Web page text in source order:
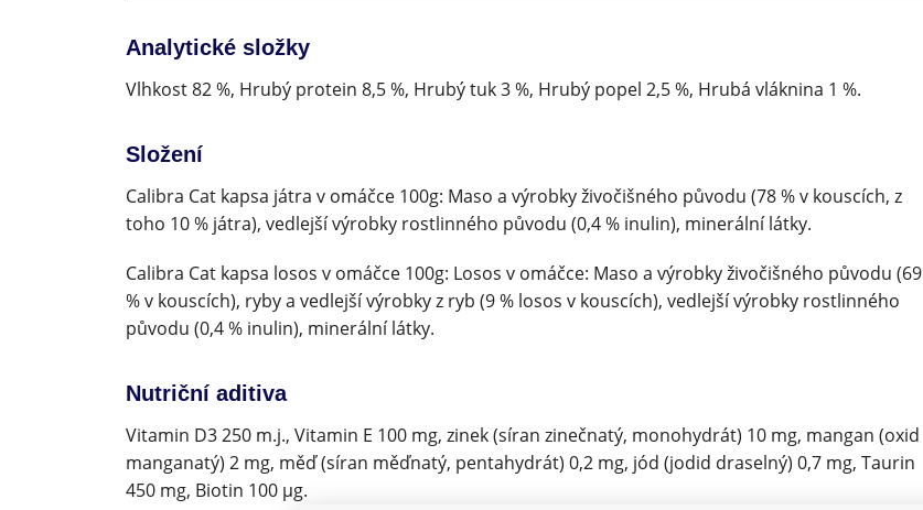
Analytické složky
Vlhkost 82 %, Hrubý protein 8,5 %, Hrubý tuk 3 %, Hrubý popel 2,5 %, Hrubá vláknina 1 %.
Složení
Calibra Cat kapsa játra v omáčce 100g: Maso a výrobky živočišného původu (78 % v kouscích, z
toho 10 % játra), vedlejší výrobky rostlinného původu (0,4 % inulin), minerální látky.
Calibra Cat kapsa losos v omáčce 100g: Losos v omáčce: Maso a výrobky živočišného původu (69
% v kouscích), ryby a vedlejší výrobky z ryb (9 % losos v kouscích), vedlejší výrobky rostlinného
původu (0,4 % inulin), minerální látky.
Nutriční aditiva
Vitamin D3 250 m.j., Vitamin E 100 mg, zinek (síran zinečnatý, monohydrát) 10 mg, mangan (oxid
manganatý) 2 mg, měď (síran měďnatý, pentahydrát) 0,2 mg, jód (jodid draselný) 0,7 mg, Taurin
450 mg, Biotin 100 µg.